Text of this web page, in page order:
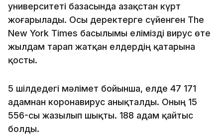
университеті базасында Қазақстан күрт
жоғарылады. Осы деректерге сүйенген The
New York Times басылымы елімізді вирус өте
жылдам тарап жатқан елдердің қатарына
қосты.
5 шілдедегі мәлімет бойынша, елде 47 171
адамнан коронавирус анықталды. Оның 15
556-сы жазылып шықты. 188 адам қайтыс
болды.